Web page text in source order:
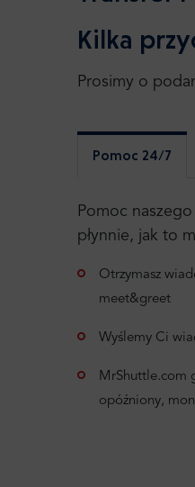
Kilka
Prosimy o
Pomoc 24/7
Pomoc
płynnie, jak to
Otrzymasz
meet&greet
Wyślemy Ci
MrShuttle.com
opóźniony,